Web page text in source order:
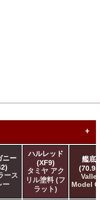
色を見つけやすくしま
ニー
ース
ー
ハルレッド
(XF9)
タミヤ アク
リル塗料 (フ
ラット)
艦底
Model